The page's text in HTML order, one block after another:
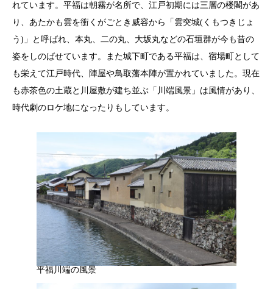
れています。平福は朝霧が名所で、江戸初期には三層の楼閣があ
り、あたかも雲を衝くがごとき威容から「雲突城(くもつきじょ
う)」と呼ばれ、本丸、二の丸、大坂丸などの石垣群が今も昔の
姿をしのばせています。また城下町である平福は、宿場町として
も栄えて江戸時代、陣屋や鳥取藩本陣が置かれていました。現在
も赤茶色の土蔵と川屋敷が建ち並ぶ「川端風景」は風情があり、
時代劇のロケ地になったりもしています。
平福川端の風景